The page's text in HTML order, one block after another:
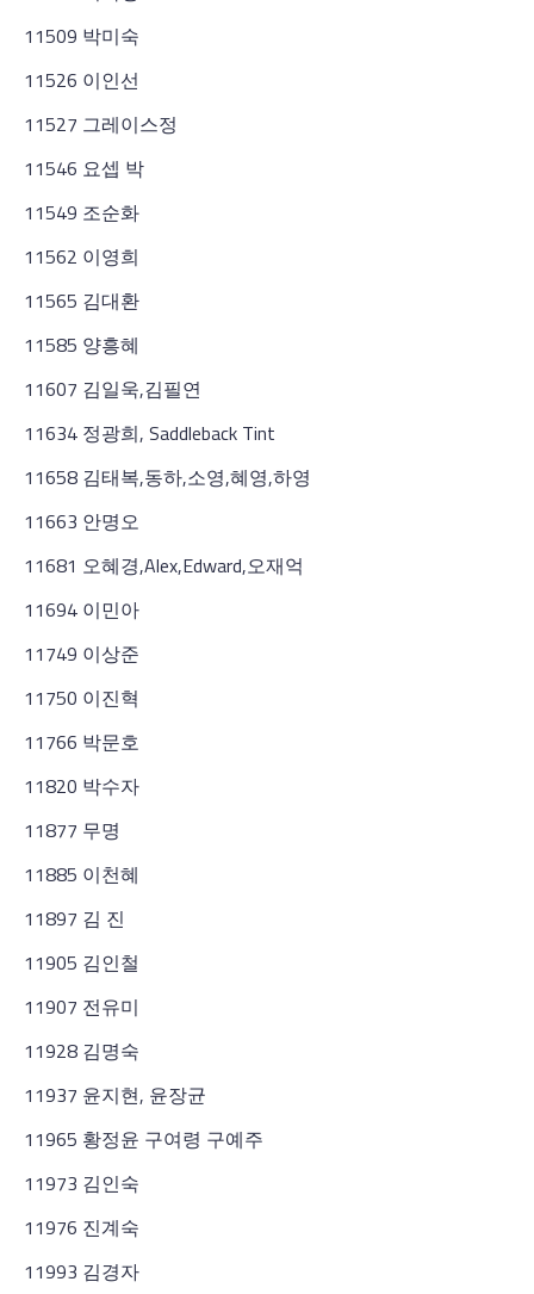
11509 박미숙
11526 이인선
11527 그레이스정
11546 요셉 박
11549 조순화
11562 이영희
11565 김대환
11585 양흥혜
11607 김일욱,김필연
11634 정광희, Saddleback Tint
11658 김태복,동하,소영,혜영,하영
11663 안명오
11681 오혜경,Alex,Edward,오재억
11694 이민아
11749 이상준
11750 이진혁
11766 박문호
11820 박수자
11877 무명
11885 이천혜
11897 김 진
11905 김인철
11907 전유미
11928 김명숙
11937 윤지현, 윤장균
11965 황정윤 구여령 구예주
11973 김인숙
11976 진계숙
11993 김경자